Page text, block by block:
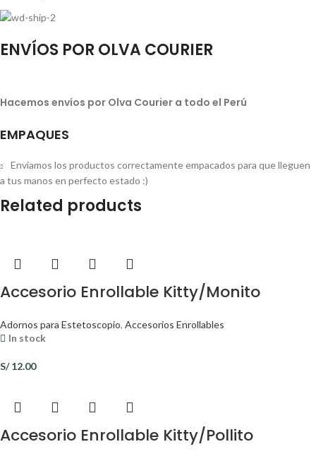
ENVÍOS POR OLVA COURIER
Hacemos envíos por Olva Courier a todo el Perú
EMPAQUES
Enviamos los productos correctamente empacados para que lleguen
a tus manos en perfecto estado :)
Related products
Accesorio Enrollable Kitty/Monito
Adornos para Estetoscopio, Accesorios Enrollables
In stock
S/12.00
Accesorio Enrollable Kitty/Pollito